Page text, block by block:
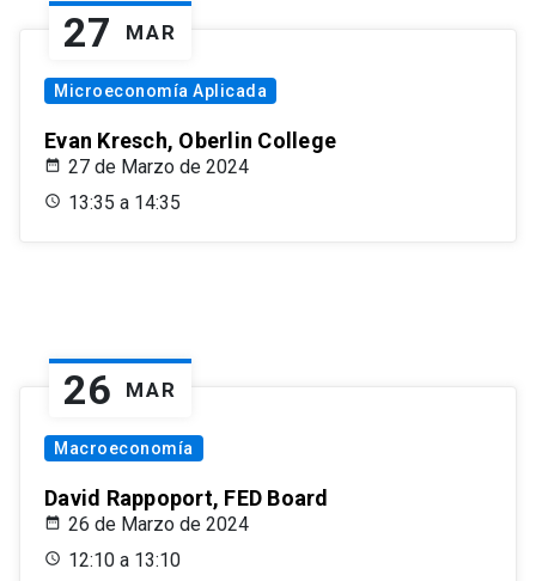
27 MAR
Microeconomía Aplicada
Evan Kresch, Oberlin College
27 de Marzo de 2024
13:35 a 14:35
26 MAR
Macroeconomía
David Rappoport, FED Board
26 de Marzo de 2024
12:10 a 13:10